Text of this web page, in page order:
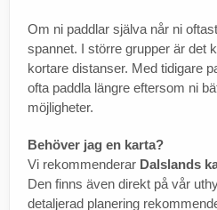
Om ni paddlar själva når ni
spannet. I större grupper är det
kortare distanser. Med tidigare
ofta paddla längre eftersom ni
möjligheter.
Behöver jag en karta?
Vi rekommenderar Dalslands
Den finns även direkt på vår
detaljerad planering